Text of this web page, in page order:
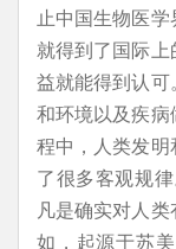
止中国生物医
就得到了国际
益就能得到认
和环境以及疾
程中，人类发
了很多客观规
凡是确实对人
如，起源于苏